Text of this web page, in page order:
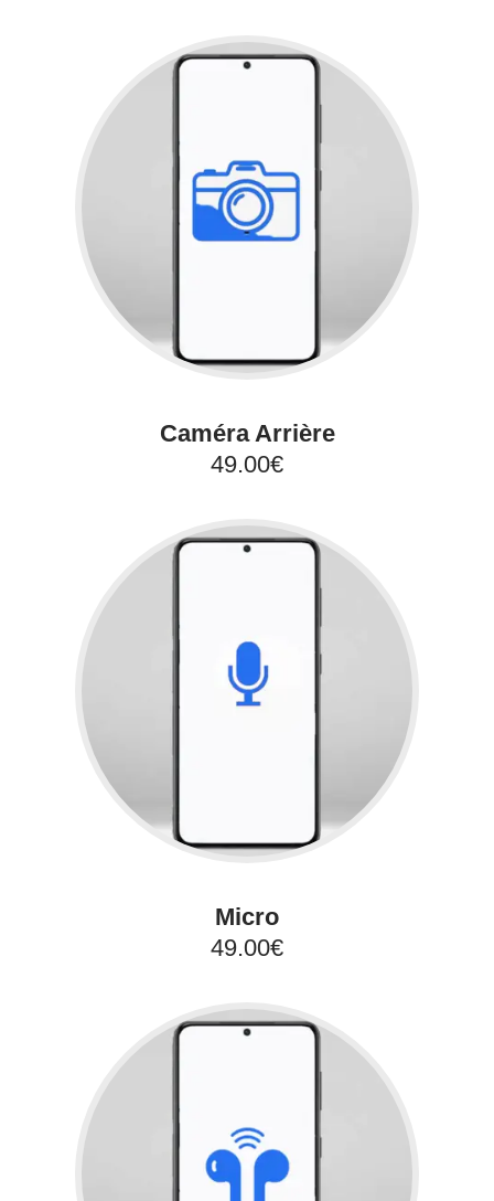
Caméra Arrière
49.00€
Micro
49.00€